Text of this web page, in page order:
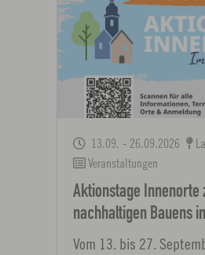
13.09. - 26.09.2026
Veranstaltungen
Aktionstage Innenorte
nachhaltigen Bauens
Vom 13. bis 27.